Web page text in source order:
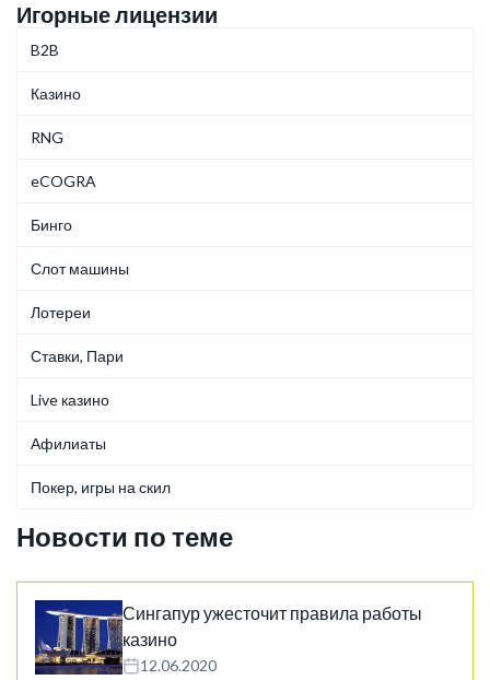
Игорные лицензии
B2B
Казино
RNG
eCOGRA
Бинго
Слот машины
Лотереи
Ставки, Пари
Live казино
Афилиаты
Покер, игры на скил
Новости по теме
Сингапур ужесточит правила работы
казино
12.06.2020